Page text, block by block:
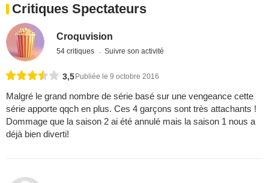
Critiques Spectateurs
Croquvision
54 critiques Suivre son activité
3,5Publiée le 9 octobre 2016
Malgré le grand nombre de série basé sur une vengeance cette
série apporte qqch en plus. Ces 4 garçons sont très attachants !
Dommage que la saison 2 ai été annulé mais la saison 1 nous a
déjà bien diverti!